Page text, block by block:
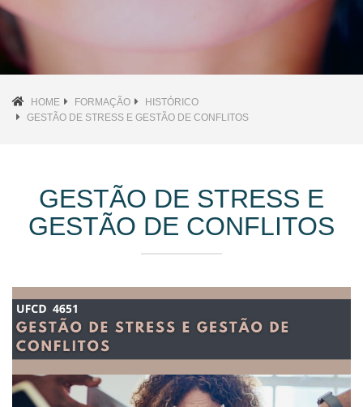
HOME FORMAÇÃO
HISTÓRICO
GESTÃO DE STRESS E GESTÃO DE CONFLITOS
GESTÃO DE STRESS E
GESTÃO DE CONFLITOS